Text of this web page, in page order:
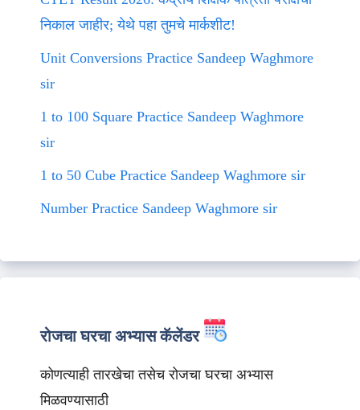
निकाल जाहीर; येथे पहा तुमचे मार्कशीट!
Unit Conversions Practice Sandeep Waghmore
sir
1 to 100 Square Practice Sandeep Waghmore
sir
1 to 50 Cube Practice Sandeep Waghmore sir
Number Practice Sandeep Waghmore sir
रोजचा घरचा अभ्यास कॅलेंडर
कोणत्याही तारखेचा तसेच रोजचा घरचा अभ्यास
मिळवण्यासाठी